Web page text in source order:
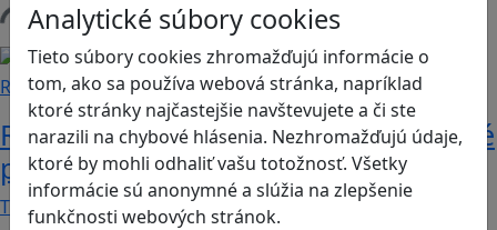
Analytické súbory cookies
Tieto súbory cookies zhromažďujú informácie o
tom, ako sa používa webová stránka, napríklad
ktoré stránky najčastejšie navštevujete a či ste
narazili na chybové hlásenia. Nezhromažďujú údaje,
ktoré by mohli odhaliť vašu totožnosť. Všetky
informácie sú anonymné a slúžia na zlepšenie
funkčnosti webových stránok.
Načítam blogy
Recenzie
Rébusy sú hlavolamy do vrecka, ktoré
potrápia aj logiku
Tieto kartičky poskytnú skvelú zábavu pre celú…